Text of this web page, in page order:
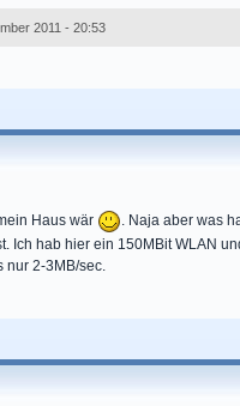
2011 - 20:53
Haus wär
. Naja aber was
Ich hab hier ein 150MBit WLAN
nur 2-3MB/sec.